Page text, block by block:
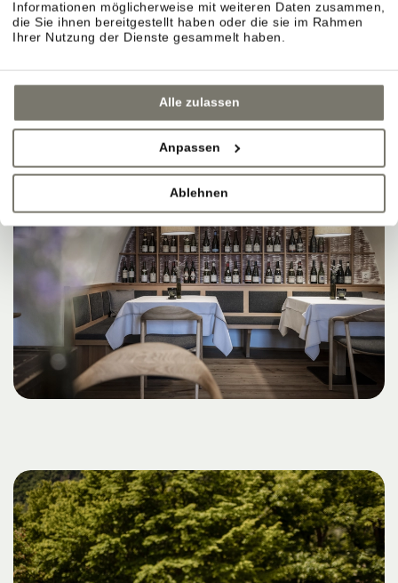
Informationen möglicherweise mit weiteren Daten zusammen,
die Sie ihnen bereitgestellt haben oder die sie im Rahmen
Ihrer Nutzung der Dienste gesammelt haben.
Alle zulassen
Anpassen
Ablehnen